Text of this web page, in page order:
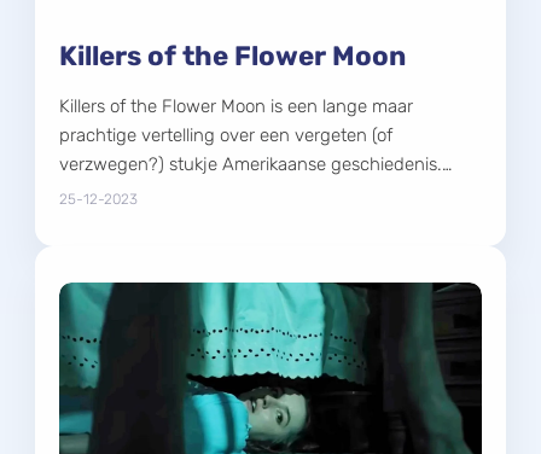
Killers of the Flower Moon
Killers of the Flower Moon is een lange maar
prachtige vertelling over een vergeten (of
verzwegen?) stukje Amerikaanse geschiedenis.
De...
25-12-2023